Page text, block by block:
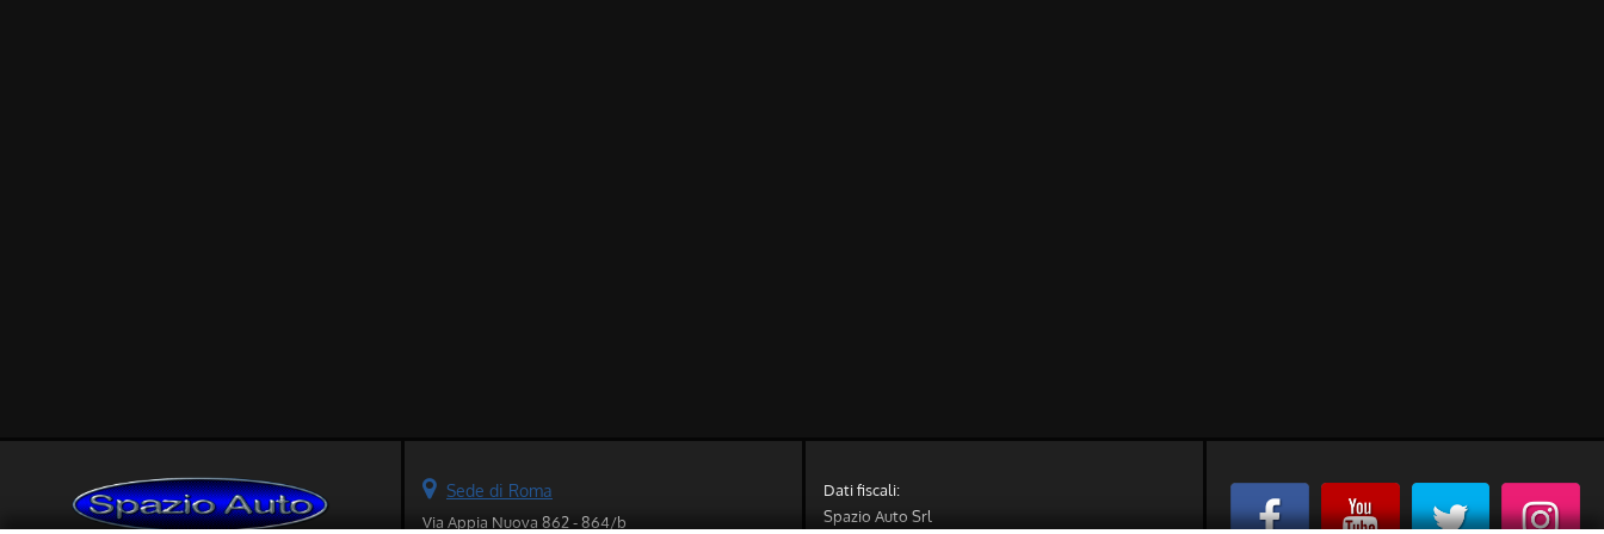
Sede di Roma
Via Appia Nuova 862 - 864/b
Dati fiscali:
Spazio Auto Srl